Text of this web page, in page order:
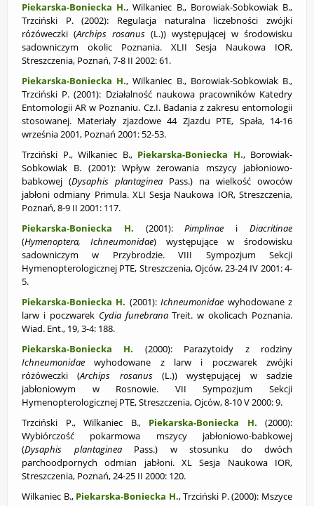
Piekarska-Boniecka H., Wilkaniec B., Borowiak-Sobkowiak B.,
Trzciński P. (2002):
Regulacja naturalna liczebności zwójki
różóweczki (Archips rosanus (L.)) występującej w środowisku
sadowniczym okolic Poznania. XLII Sesja Naukowa IOR,
Streszczenia, Poznań, 7-8 II 2002: 61.
Piekarska-Boniecka H., Wilkaniec B., Borowiak-Sobkowiak B.,
Trzciński P. (2001): Działalność naukowa pracowników Katedry
Entomologii AR w Poznaniu. Cz.I. Badania z zakresu entomologii
stosowanej. Materiały zjazdowe 44 Zjazdu PTE, Spała, 14-16
września 2001, Poznań 2001: 52-53.
Trzciński P., Wilkaniec B., Piekarska-Boniecka H., Borowiak-
Sobkowiak B. (2001): Wpływ żerowania mszycy jabłoniowo-
babkowej (Dysaphis plantaginea Pass.) na wielkość owoców
jabłoni odmiany Primula. XLI Sesja Naukowa IOR, Streszczenia,
Poznań, 8-9 II 2001: 117.
Piekarska-Boniecka H.
(2001):Pimplinae iDiacritinae
(Hymenoptera, Ichneumonidae) występujące w środowisku
sadowniczym w Przybrodzie. VIII Sympozjum Sekcji
Hymenopterologicznej PTE, Streszczenia, Ojców, 23-24 IV 2001: 4-
5.
Piekarska-Boniecka H. (2001):Ichneumonidae wyhodowane z
larw i poczwarek Cydia funebranaTreit. w okolicach Poznania.
Wiad. Ent., 19, 3-4: 188.
Piekarska-Boniecka H.
(2000):
Parazytoidy z rodziny
Ichneumonidaewyhodowane z larw i poczwarek zwójki
różóweczki (Archips rosanus(L.)) występującej w sadzie
jabłoniowym w Rosnowie. VII Sympozjum Sekcji
Hymenopterologicznej PTE, Streszczenia, Ojców, 8-10 V 2000: 9.
Trzciński P., Wilkaniec B.,
Piekarska-Boniecka H.
(2000):
Wybiórczość pokarmowa mszycy jabłoniowo-babkowej
(Dysaphis plantaginea Pass.) w stosunku do dwóch
parchoodpornych odmian jabłoni. XL Sesja Naukowa IOR,
Streszczenia, Poznań, 24-25 II 2000: 120.
Wilkaniec B., Piekarska-Boniecka H., Trzciński P. (2000): Mszyce